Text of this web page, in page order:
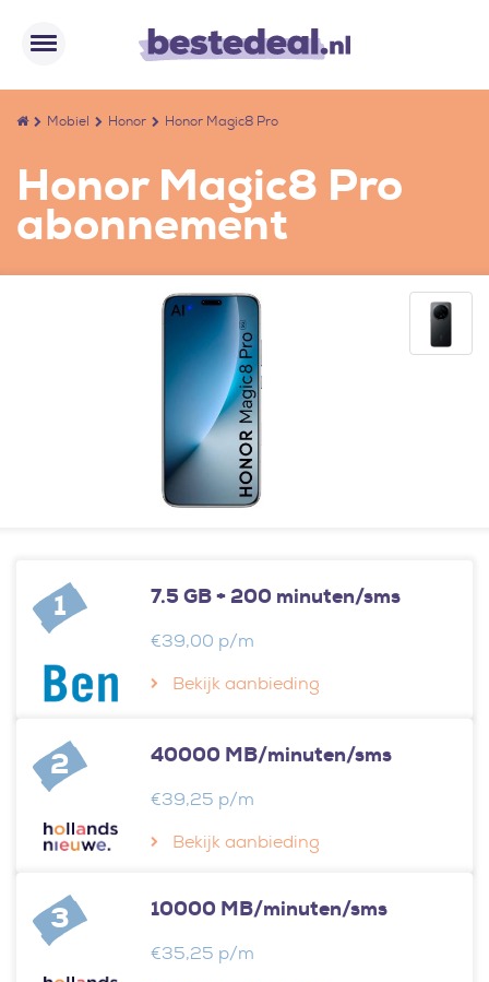
Mobiel Honor Honor Magic8 Pro
Honor Magic8 Pro
abonnement
1 7.5 GB + 200 minuten/sms
€39,00 p/m
Bekijk aanbieding
2 40000 MB/minuten/sms
€39,25 p/m
Bekijk aanbieding
3 10000 MB/minuten/sms
€35,25 p/m